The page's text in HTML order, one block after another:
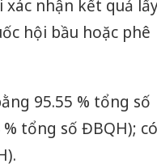
xác nhận kết quả
hội bầu hoặc phê
95.55 % tổng số
tổng số ĐBQH); có